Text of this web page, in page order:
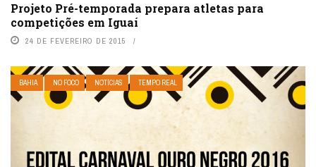
Projeto Pré-temporada prepara atletas para
competições em Iguaí
24 DE FEVEREIRO DE 2015
BAHIA NO FOCO NOTÍCIAS TEMPO REAL